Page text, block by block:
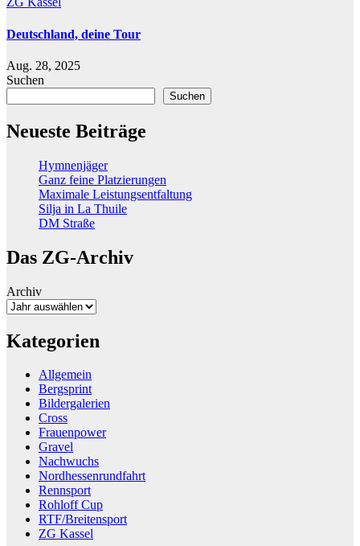
Deutschland, deine Tour
Aug. 28, 2025
Suchen
Suchen
Neueste Beiträge
Hymnenjäger
Ganz feine Platzierungen
Maximale Leistungsentfaltung
Silja in La Thuile
DM Straße
Das ZG-Archiv
Archiv
Kategorien
Allgemein
Bergsprint
Bildergalerien
Cross
Frauenpower
Gravel
Nachwuchs
Nordhessenrundfahrt
Rennsport
Rohloff Cup
RTF/Breitensport
ZG Kassel